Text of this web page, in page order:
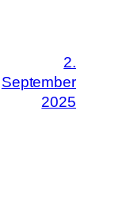
2.
September
2025